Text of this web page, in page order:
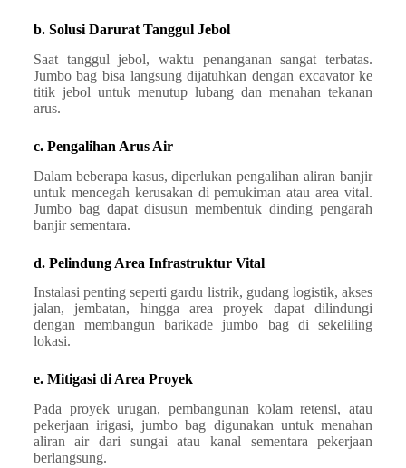
b. Solusi Darurat Tanggul Jebol
Saat tanggul jebol, waktu penanganan sangat terbatas.
Jumbo bag bisa langsung dijatuhkan dengan excavator ke
titik jebol untuk menutup lubang dan menahan tekanan
arus.
c. Pengalihan Arus Air
Dalam beberapa kasus, diperlukan pengalihan aliran banjir
untuk mencegah kerusakan di pemukiman atau area vital.
Jumbo bag dapat disusun membentuk dinding pengarah
banjir sementara.
d. Pelindung Area Infrastruktur Vital
Instalasi penting seperti gardu listrik, gudang logistik, akses
jalan, jembatan, hingga area proyek dapat dilindungi
dengan membangun barikade jumbo bag di sekeliling
lokasi.
e. Mitigasi di Area Proyek
Pada proyek urugan, pembangunan kolam retensi, atau
pekerjaan irigasi, jumbo bag digunakan untuk menahan
aliran air dari sungai atau kanal sementara pekerjaan
berlangsung.